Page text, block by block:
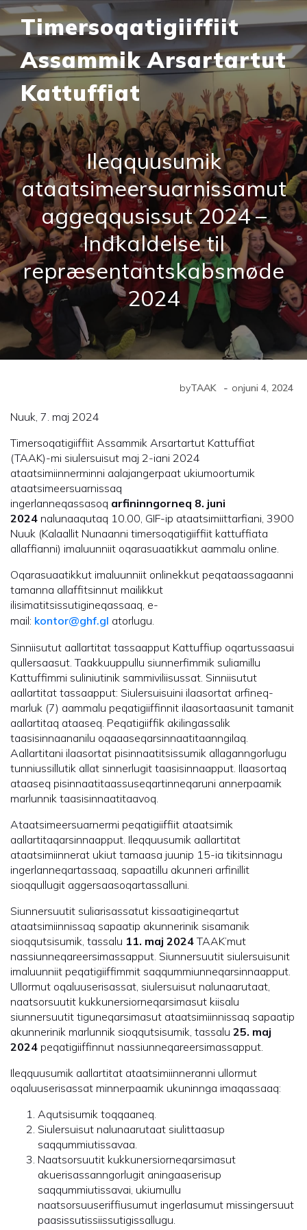
Timersoqatigiiffiit
Assammik Arsartartut
Kattuffiat
Ileqquusumik
ataatsimeersuarnissamut
aggeqqusissut 2024 –
Indkaldelse til
repræsentantskabsmøde
2024
byTAAK - onjuni 4, 2024
Nuuk, 7. maj 2024
Timersoqatigiiffiit Assammik Arsartartut Kattuffiat
(TAAK)-mi siulersuisut maj 2-iani 2024
ataatsimiinnerminni aalajangerpaat ukiumoortumik
ataatsimeersuarnissaq
ingerlanneqassasoq arfininngorneq 8. juni
2024 nalunaaqutaq 10.00, GIF-ip ataatsimiittarfiani, 3900
Nuuk (Kalaallit Nunaanni timersoqatigiiffiit kattuffiata
allaffianni) imaluunniit oqarasuaatikkut aammalu online.
Oqarasuaatikkut imaluunniit onlinekkut peqataassagaanni
tamanna allaffitsinnut mailikkut
ilisimatitsissutigineqassaaq, e-
mail: kontor@ghf.gl atorlugu.
Sinniisutut aallartitat tassaapput Kattuffiup oqartussaasui
qullersaasut. Taakkuuppullu siunnerfimmik suliamillu
Kattuffimmi suliniutinik sammiviliisussat. Sinniisutut
aallartitat tassaapput: Siulersuisuini ilaasortat arfineq-
marluk (7) aammalu peqatigiiffinnit ilaasortaasunit tamanit
aallartitaq ataaseq. Peqatigiiffik akilingassalik
taasisinnaananilu oqaaaseqarsinnaatitaanngilaq.
Aallartitani ilaasortat pisinnaatitsissumik allaganngorlugu
tunniussillutik allat sinnerlugit taasisinnaapput. Ilaasortaq
ataaseq pisinnaatitaassuseqartinneqaruni annerpaamik
marlunnik taasisinnaatitaavoq.
Ataatsimeersuarnermi peqatigiiffiit ataatsimik
aallartitaqarsinnaapput. Ileqquusumik aallartitat
ataatsimiinnerat ukiut tamaasa juunip 15-ia tikitsinnagu
ingerlanneqartassaaq, sapaatillu akunneri arfinillit
sioqqullugit aggersaasoqartassalluni.
Siunnersuutit suliarisassatut kissaatigineqartut
ataatsimiinnissaq sapaatip akunnerinik sisamanik
sioqqutsisumik, tassalu 11. maj 2024 TAAK’mut
nassiunneqareersimassapput. Siunnersuutit siulersuisunit
imaluunniit peqatigiiffimmit saqqummiunneqarsinnaapput.
Ullormut oqaluuserisassat, siulersuisut nalunaarutaat,
naatsorsuutit kukkunersiorneqarsimasut kiisalu
siunnersuutit tiguneqarsimasut ataatsimiinnissaq sapaatip
akunnerinik marlunnik sioqqutsisumik, tassalu 25. maj
2024 peqatigiiffinnut nassiunneqareersimassapput.
Ileqquusumik aallartitat ataatsimiinneranni ullormut
oqaluuserisassat minnerpaamik ukuninnga imaqassaaq:
Aqutsisumik toqqaaneq.
Siulersuisut nalunaarutaat siulittaasup
saqqummiutissavaa.
Naatsorsuutit kukkunersiorneqarsimasut
akuerisassanngorlugit aningaaserisup
saqqummiutissavai, ukiumullu
naatsorsuuseriffiusumut ingerlasumut missingersuut
paasissutissiissutigissallugu.